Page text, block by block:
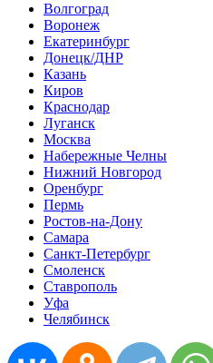
Волгоград
Воронеж
Екатеринбург
Донецк/ДНР
Казань
Киров
Краснодар
Луганск
Москва
Набережные Челны
Нижний Новгород
Оренбург
Пермь
Ростов-на-Дону
Самара
Санкт-Петербург
Смоленск
Ставрополь
Уфа
Челябинск